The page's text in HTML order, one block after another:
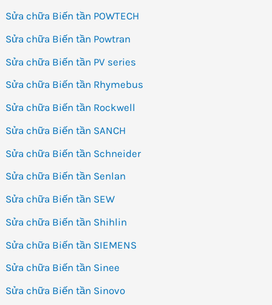
Sửa chữa Biến tần POWTECH
Sửa chữa Biến tần Powtran
Sửa chữa Biến tần PV series
Sửa chữa Biến tần Rhymebus
Sửa chữa Biến tần Rockwell
Sửa chữa Biến tần SANCH
Sửa chữa Biến tần Schneider
Sửa chữa Biến tần Senlan
Sửa chữa Biến tần SEW
Sửa chữa Biến tần Shihlin
Sửa chữa Biến tần SIEMENS
Sửa chữa Biến tần Sinee
Sửa chữa Biến tần Sinovo